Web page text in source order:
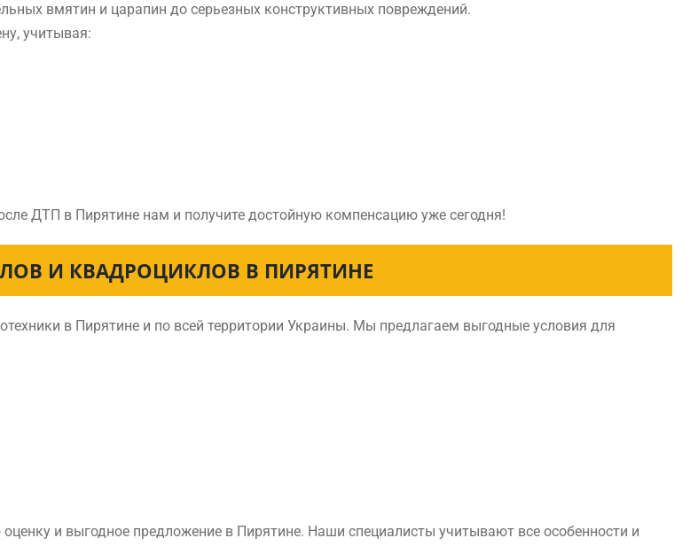
вмятин и царапин до серьезных конструктивных повреждений.
учитывая:
ДТП в Пирятине нам и получите достойную компенсацию уже сегодня!
И КВАДРОЦИКЛОВ В ПИРЯТИНЕ
в Пирятине и по всей территории Украины. Мы предлагаем выгодные условия для
и выгодное предложение в Пирятине. Наши специалисты учитывают все особенности и